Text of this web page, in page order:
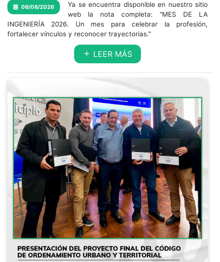
06/08/2026
Ya se encuentra disponible en nuestro sitio
web la nota completa: "MES DE LA
INGENIERÍA 2026. Un mes para celebrar la profesión,
fortalecer vínculos y reconocer trayectorias."
LEER MÁS